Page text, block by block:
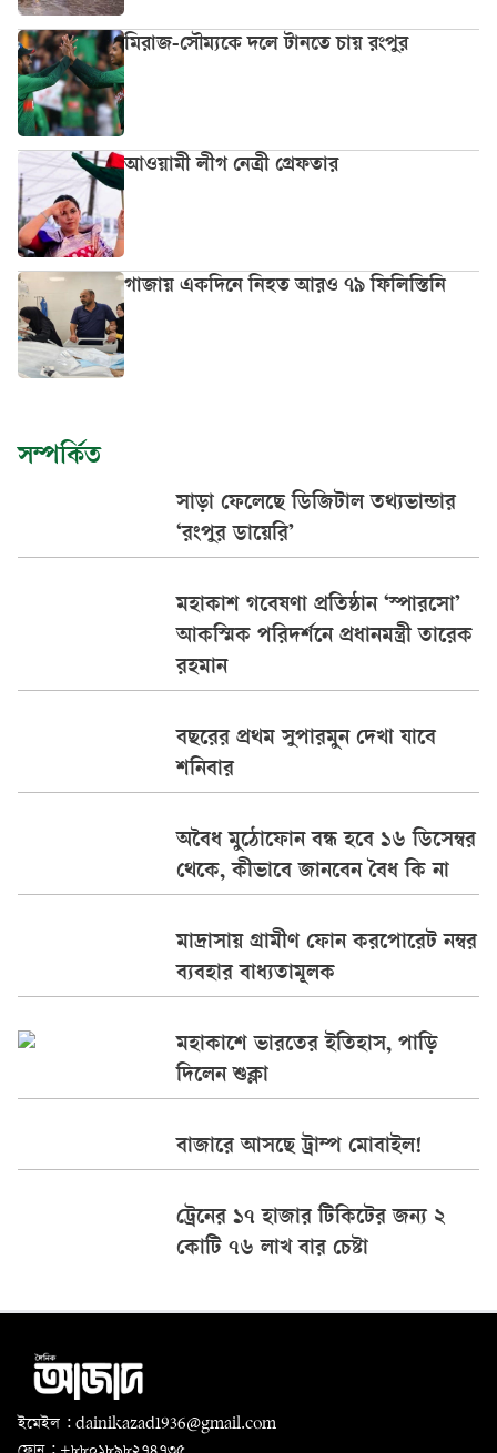
মিরাজ-সৌম্যকে দলে টানতে চায় রংপুর
আওয়ামী লীগ নেত্রী গ্রেফতার
গাজায় একদিনে নিহত আরও ৭৯ ফিলিস্তিনি
সম্পর্কিত
সাড়া ফেলেছে ডিজিটাল তথ্যভান্ডার
‘রংপুর ডায়েরি’
মহাকাশ গবেষণা প্রতিষ্ঠান ‘স্পারসো’
আকস্মিক পরিদর্শনে প্রধানমন্ত্রী তারেক
রহমান
বছরের প্রথম সুপারমুন দেখা যাবে
শনিবার
অবৈধ মুঠোফোন বন্ধ হবে ১৬ ডিসেম্বর
থেকে, কীভাবে জানবেন বৈধ কি না
মাদ্রাসায় গ্রামীণ ফোন করপোরেট নম্বর
ব্যবহার বাধ্যতামূলক
মহাকাশে ভারতের ইতিহাস, পাড়ি
দিলেন শুক্লা
বাজারে আসছে ট্রাম্প মোবাইল!
ট্রেনের ১৭ হাজার টিকিটের জন্য ২
কোটি ৭৬ লাখ বার চেষ্টা
ইমেইল : dainikazad1936@gmail.com